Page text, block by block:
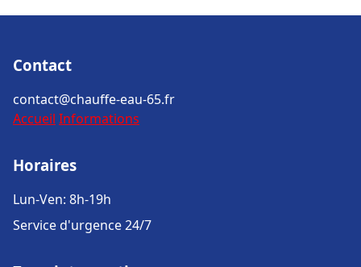
Contact
contact@chauffe-eau-65.fr
Accueil Informations
Horaires
Lun-Ven: 8h-19h
Service d'urgence 24/7